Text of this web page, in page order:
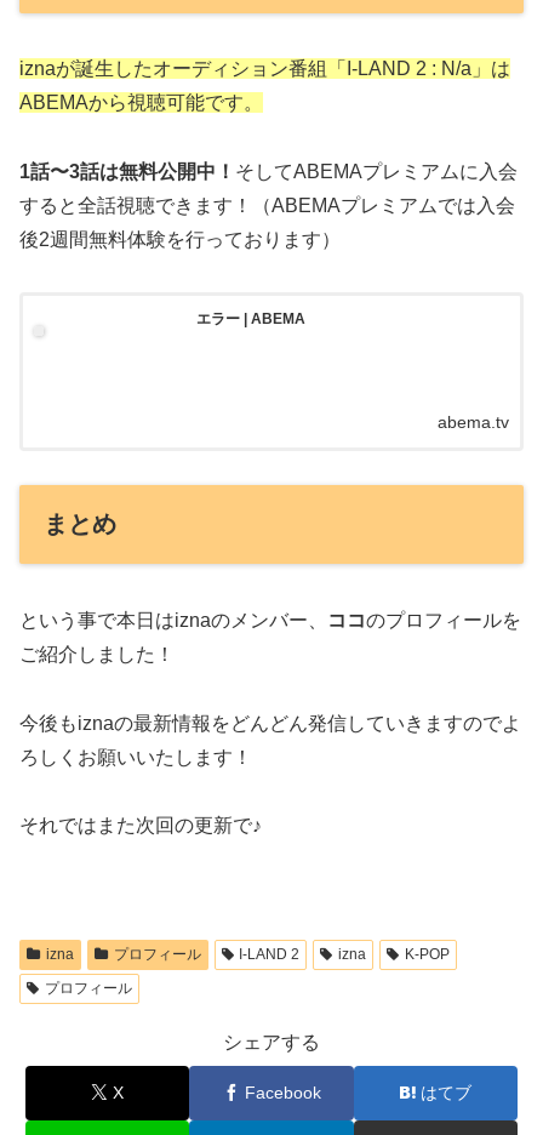
iznaが誕生したオーディション番組「I-LAND 2 : N/a」は
ABEMAから視聴可能です。
1話〜3話は無料公開中！ そしてABEMAプレミアムに入会
すると全話視聴できます！（ABEMAプレミアムでは入会
後2週間無料体験を行っております）
エラー | ABEMA
abema.tv
まとめ
という事で本日はiznaのメンバー、 ココのプロフィールを
ご紹介しました！
今後もiznaの最新情報をどんどん発信していきますのでよ
ろしくお願いいたします！
それではまた次回の更新で♪
izna プロフィール I-LAND 2 izna
K-POP
プロフィール
シェアする
X Facebook はてブ